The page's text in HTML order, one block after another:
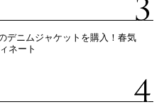
デニムジャケットを購入！春気
ネート